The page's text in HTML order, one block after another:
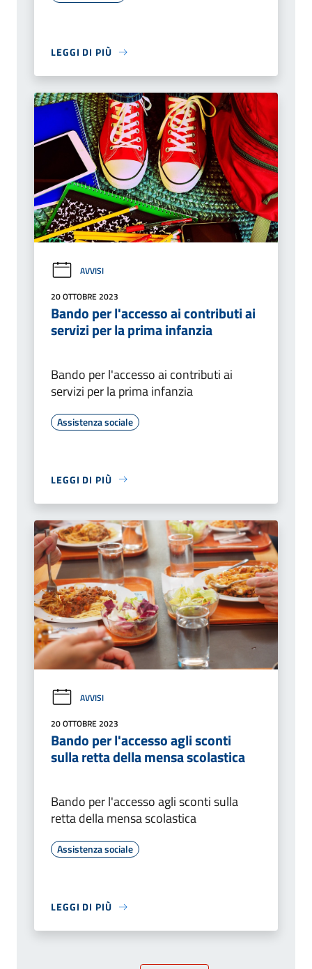
LEGGI DI PIÙ
AVVISI
20 OTTOBRE 2023
Bando per l'accesso ai contributi ai
servizi per la prima infanzia
Bando per l'accesso ai contributi ai
servizi per la prima infanzia
Assistenza sociale
LEGGI DI PIÙ
AVVISI
20 OTTOBRE 2023
Bando per l'accesso agli sconti
sulla retta della mensa scolastica
Bando per l'accesso agli sconti sulla
retta della mensa scolastica
Assistenza sociale
LEGGI DI PIÙ